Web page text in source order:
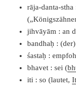
rāja-danta-
jihvāyām : an
bandhaḥ :
śastaḥ :
bhavet : sei (
iti : so (lautet,